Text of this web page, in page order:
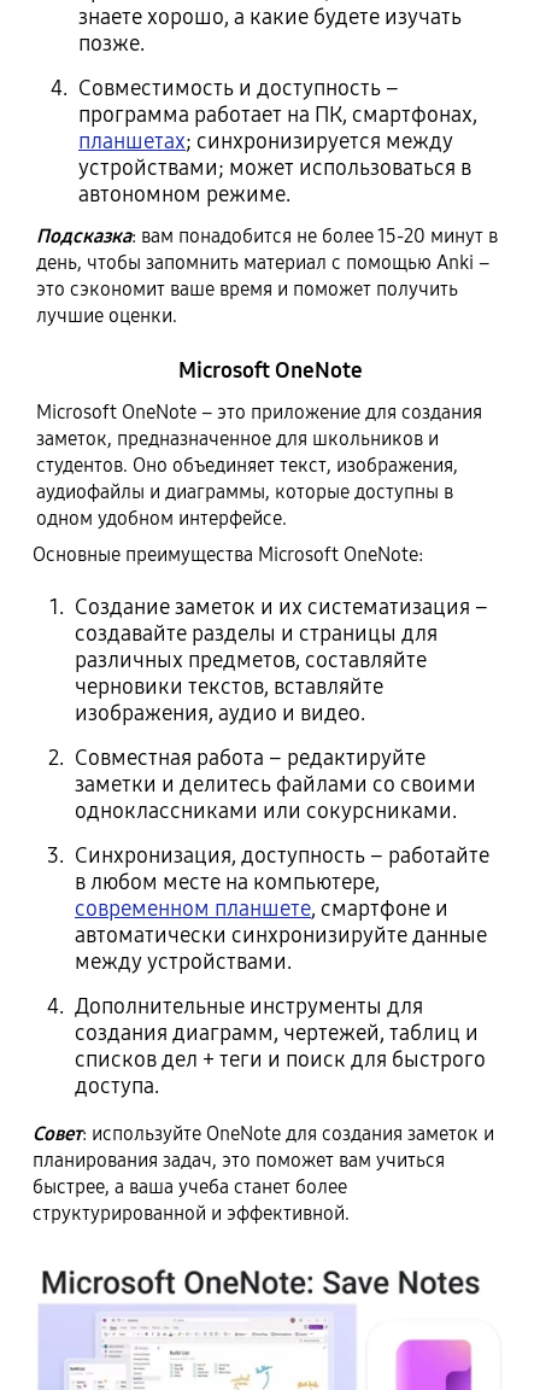
знаете хорошо, а какие будете изучать
позже.
Совместимость и доступность –
программа работает на ПК, смартфонах,
планшетах; синхронизируется между
устройствами; может использоваться в
автономном режиме.
Подсказка: вам понадобится не более 15-20 минут в
день, чтобы запомнить материал с помощью Anki –
это сэкономит ваше время и поможет получить
лучшие оценки.
Microsoft OneNote
Microsoft OneNote – это приложение для создания
заметок, предназначенное для школьников и
студентов. Оно объединяет текст, изображения,
аудиофайлы и диаграммы, которые доступны в
одном удобном интерфейсе.
Основные преимущества Microsoft OneNote:
Создание заметок и их систематизация –
создавайте разделы и страницы для
различных предметов, составляйте
черновики текстов, вставляйте
изображения, аудио и видео.
Совместная работа – редактируйте
заметки и делитесь файлами со своими
одноклассниками или сокурсниками.
Синхронизация, доступность – работайте
в любом месте на компьютере,
современном планшете, смартфоне и
автоматически синхронизируйте данные
между устройствами.
Дополнительные инструменты для
создания диаграмм, чертежей, таблиц и
списков дел + теги и поиск для быстрого
доступа.
Совет: используйте OneNote для создания заметок и
планирования задач, это поможет вам учиться
быстрее, а ваша учеба станет более
структурированной и эффективной.